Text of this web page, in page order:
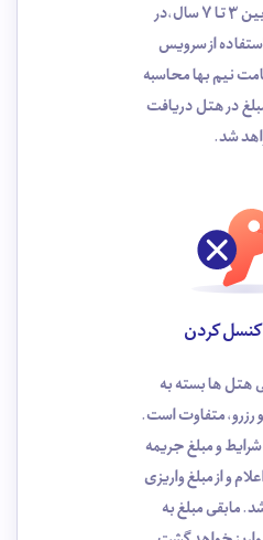
برای کودکان بین 3 تا 7 سال،در
از سرویس
نیم ‌بها محاسبه
در هتل دریافت
شد.
کنسل کردن
هتل ها بسته به
رزرو، متفاوت است.
و مبلغ جریمه
و از مبلغ واریزی
مابقی مبلغ به